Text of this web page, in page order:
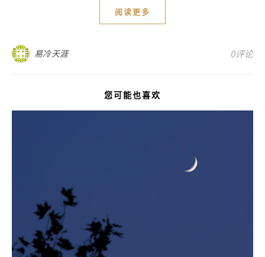
阅读更多
易冷天涯 0评论
您可能也喜欢